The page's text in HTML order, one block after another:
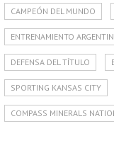
CAMPEÓN DEL MUNDO
ENTRENAMIENTO
DEFENSA DEL TÍTULO
SPORTING KANSAS CITY
COMPASS MINERALS